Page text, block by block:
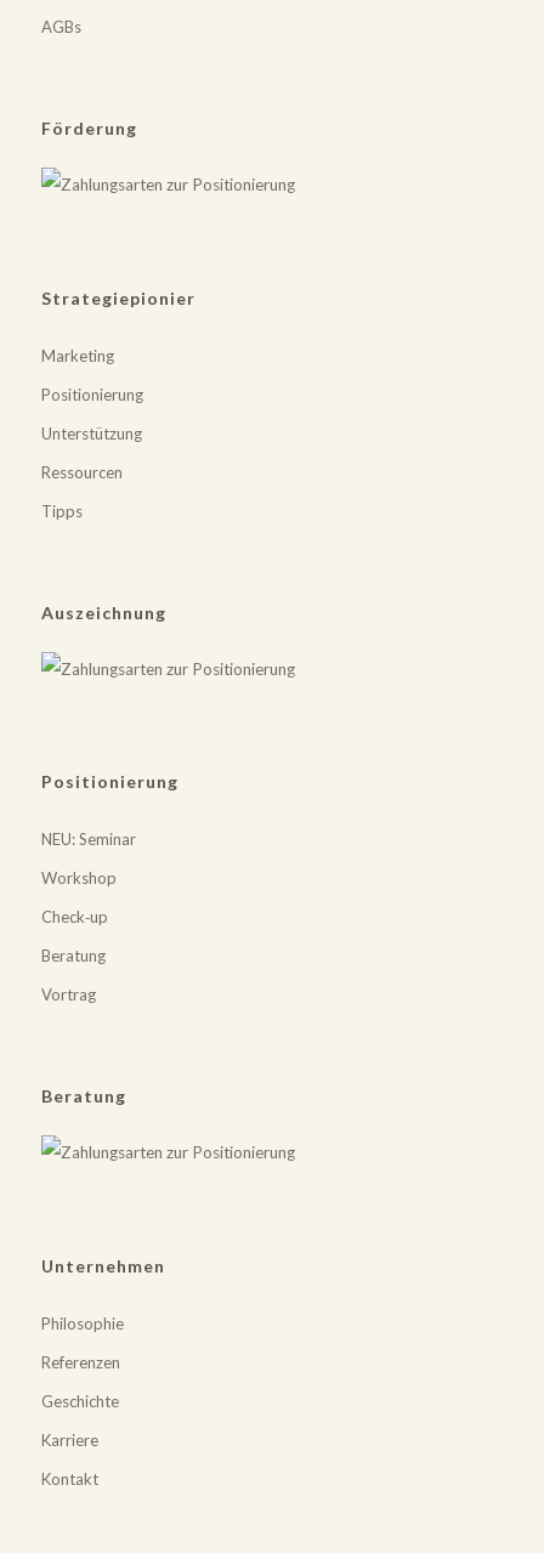
AGBs
Förderung
Strategiepionier
Marketing
Positionierung
Unterstützung
Ressourcen
Tipps
Auszeichnung
Positionierung
NEU: Seminar
Workshop
Check‐up
Beratung
Vortrag
Beratung
Unternehmen
Philosophie
Referenzen
Geschichte
Karriere
Kontakt